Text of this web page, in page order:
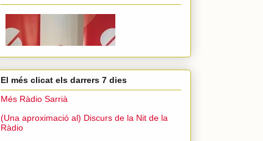
El més clicat els darrers 7 dies
Més Ràdio Sarrià
(Una aproximació al) Discurs de la Nit de la
Ràdio